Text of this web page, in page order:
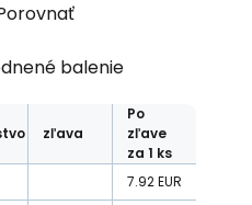
balenie
zľava
Po
zľave
za 1 ks
7.92EUR